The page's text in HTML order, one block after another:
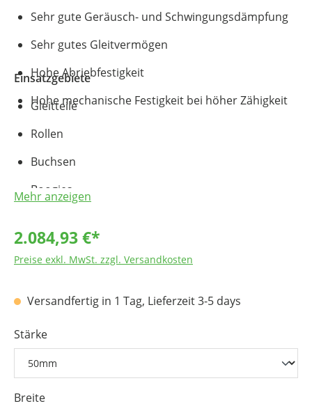
Sehr gute Geräusch- und Schwingungsdämpfung
Sehr gutes Gleitvermögen
Hohe Abriebfestigkeit
Hohe mechanische Festigkeit bei höher Zähigkeit
Einsatzgebiete
Gleitteile
Rollen
Buchsen
Boogies
Hebezeuge
Transportschnecken
Seilrollen
Mehr anzeigen
2.084,93 €*
Preise exkl. MwSt. zzgl. Versandkosten
Versandfertig in 1 Tag, Lieferzeit 3-5 days
Stärke
Breite